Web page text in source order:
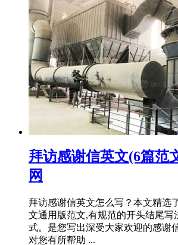
拜访感谢信英文(6篇范
网
拜访感谢信英文怎么写？本文精选
文通用版范文,有规范的开头结尾写
式。是您写出深受大家欢迎的感谢
对您有所帮助 ...